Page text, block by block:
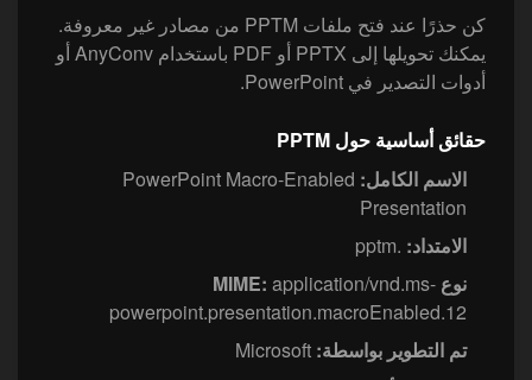
‏كن حذرًا عند فتح ملفات PPTM من مصادر غير معروفة.
يمكنك تحويلها إلى PPTX أو PDF باستخدام AnyConv أو
أدوات التصدير في PowerPoint.
حقائق أساسية حول PPTM
الاسم الكامل: PowerPoint Macro-Enabled
Presentation
الامتداد: .pptm
نوع MIME: application/vnd.ms-
powerpoint.presentation.macroEnabled.12
تم التطوير بواسطة: